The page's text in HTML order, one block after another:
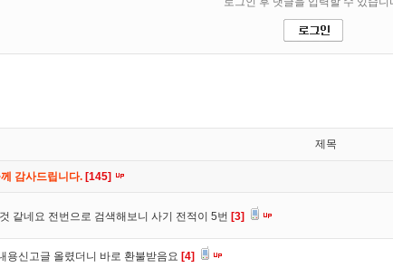
제목
감사드립니다. [145]
같네요 전번으로 검색해보니 사기 전적이 5번 [3]
용신고글 올렸더니 바로 환불받음요 [4]